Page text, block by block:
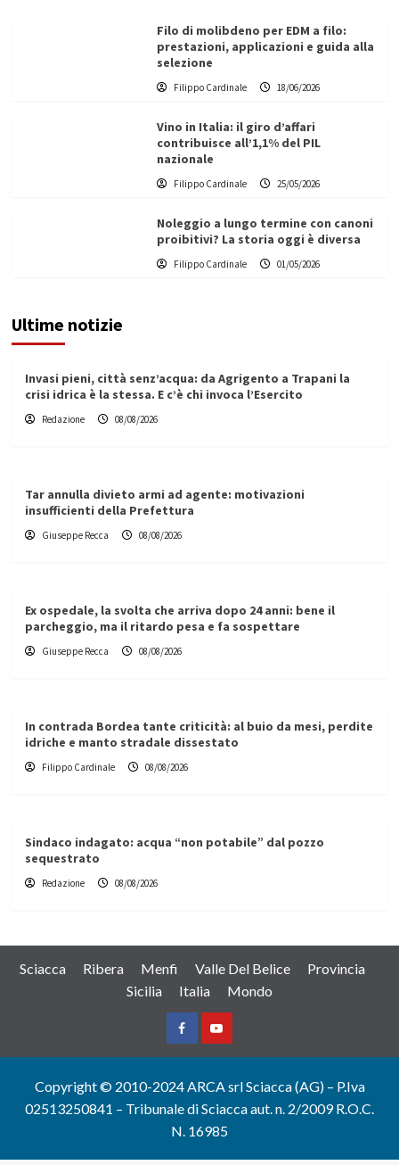
Filo di molibdeno per EDM a filo:
prestazioni, applicazioni e guida alla
selezione
Filippo Cardinale 18/06/2026
Vino in Italia: il giro d’affari
contribuisce all’1,1% del PIL
nazionale
Filippo Cardinale 25/05/2026
Noleggio a lungo termine con canoni
proibitivi? La storia oggi è diversa
Filippo Cardinale 01/05/2026
Ultime notizie
Invasi pieni, città senz’acqua: da Agrigento a Trapani la
crisi idrica è la stessa. E c’è chi invoca l’Esercito
Redazione 08/08/2026
Tar annulla divieto armi ad agente: motivazioni
insufficienti della Prefettura
Giuseppe Recca 08/08/2026
Ex ospedale, la svolta che arriva dopo 24 anni: bene il
parcheggio, ma il ritardo pesa e fa sospettare
Giuseppe Recca 08/08/2026
In contrada Bordea tante criticità: al buio da mesi, perdite
idriche e manto stradale dissestato
Filippo Cardinale 08/08/2026
Sindaco indagato: acqua “non potabile” dal pozzo
sequestrato
Redazione 08/08/2026
Sciacca Ribera Menfi Valle Del Belice
Provincia
Sicilia
Italia Mondo
FacebookYountube
Copyright © 2010-2024 ARCA srl Sciacca (AG) – P.Iva
02513250841 – Tribunale di Sciacca aut. n. 2/2009 R.O.C.
N. 16985